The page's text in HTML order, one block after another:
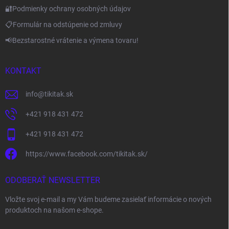
🔐Podmienky ochrany osobných údajov
📋Formulár na odstúpenie od zmluvy
📢Bezstarostné vrátenie a výmena tovaru!
KONTAKT
info@tikitak.sk
+421 918 431 472
+421 918 431 472
https://www.facebook.com/tikitak.sk/
ODOBERAŤ NEWSLETTER
Vložte svoj e-mail a my Vám budeme zasielať informácie o nových
produktoch na našom e-shope.